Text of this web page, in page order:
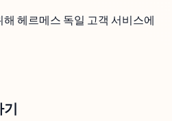
헤르메스 독일 고객 서비스에